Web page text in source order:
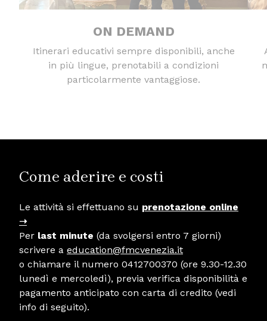
ON DEMAND
Itinerari educativi sempre disponibili, anche
in più lingue, prenotabili a condizioni
particolarmente vantaggiose.
Come aderire e costi
Le attività si effettuano su prenotazione online
➝
Per last minute (da svolgersi entro 7 giorni)
scrivere a education@fmcvenezia.it
o chiamare il numero 0412700370 (ore 9.30-12.30
lunedì e mercoledì), previa verifica disponibilità e
pagamento anticipato con carta di credito (vedi
info di seguito).